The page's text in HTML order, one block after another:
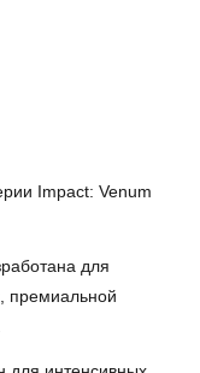
Impact: Venum
для
премиальной